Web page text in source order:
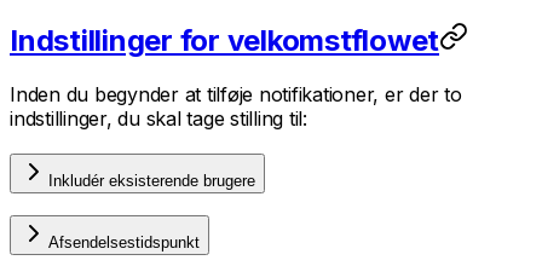
Indstillinger for velkomstflowet
Inden du begynder at tilføje notifikationer, er der to
indstillinger, du skal tage stilling til:
Inkludér eksisterende brugere
Afsendelsestidspunkt